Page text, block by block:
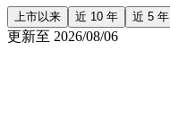
上市以来 近 10 年 近 5 年
更新至 2026/08/06